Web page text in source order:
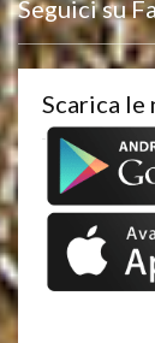
Seguici su
Scarica le